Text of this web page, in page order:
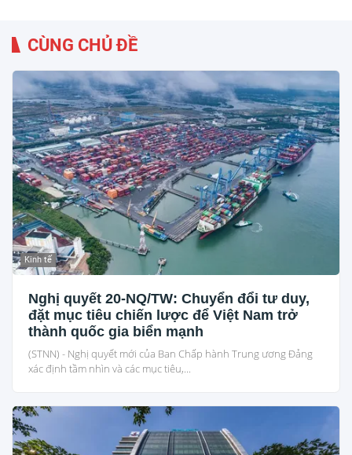
CÙNG CHỦ ĐỀ
Kinh tế
Nghị quyết 20-NQ/TW: Chuyển đổi tư duy,
đặt mục tiêu chiến lược để Việt Nam trở
thành quốc gia biển mạnh
(STNN) - Nghị quyết mới của Ban Chấp hành Trung ương Đảng
xác định tầm nhìn và các mục tiêu,...